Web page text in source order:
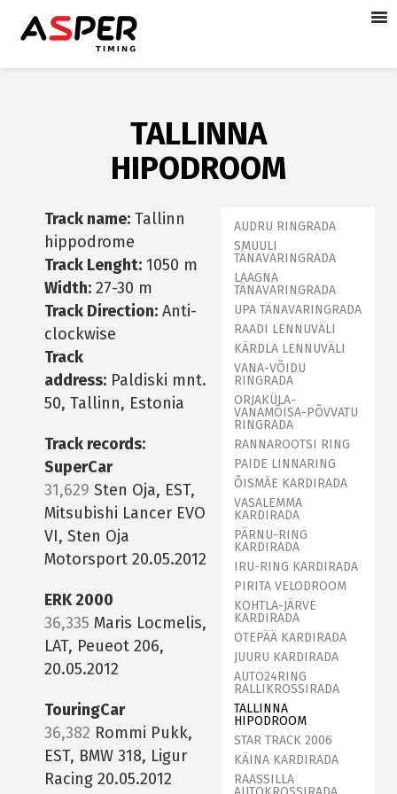
TALLINNA
HIPODROOM
AUDRU RINGRADA
SMUULI
TÄNAVARINGRADA
LAAGNA
TÄNAVARINGRADA
UPA TÄNAVARINGRADA
RAADI LENNUVÄLI
KÄRDLA LENNUVÄLI
VANA-VÕIDU
RINGRADA
ORJAKÜLA-
VANAMÕISA-PÕVVATU
RINGRADA
RANNAROOTSI RING
PAIDE LINNARING
ÕISMÄE KARDIRADA
VASALEMMA
KARDIRADA
PÄRNU-RING
KARDIRADA
IRU-RING KARDIRADA
PIRITA VELODROOM
KOHTLA-JÄRVE
KARDIRADA
OTEPÄÄ KARDIRADA
JUURU KARDIRADA
AUTO24RING
RALLIKROSSIRADA
TALLINNA
HIPODROOM
STAR TRACK 2006
KÄINA KARDIRADA
RAASSILLA
Track name: Tallinn
hippodrome
Track Lenght: 1050 m
Width: 27-30 m
Track Direction: Anti-
clockwise
Track
address: Paldiski mnt.
50, Tallinn, Estonia
Track records:
SuperCar
31,629 Sten Oja, EST,
Mitsubishi Lancer EVO
VI, Sten Oja
Motorsport 20.05.2012
ERK 2000
36,335 Maris Locmelis,
LAT, Peueot 206,
20.05.2012
TouringCar
36,382 Rommi Pukk,
EST, BMW 318, Ligur
Racing 20.05.2012